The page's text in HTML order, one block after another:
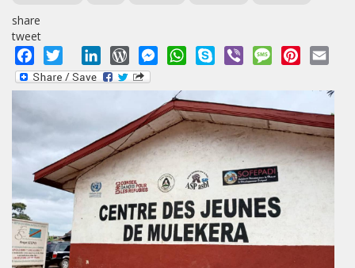
share
tweet
Facebook
Twitter LinkedInWordPressMessengerWhatsApp
Skype Viber MessagePinterest